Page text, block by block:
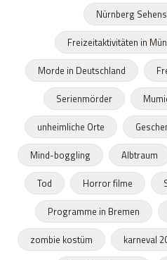
Nürnberg
Freizeitaktivitäten in
Morde in Deutschland
Serienmörder
unheimliche Orte
Mind-boggling
Albtraum
Tod
Horror filme
Programme in Bremen
zombie kostüm
karneval